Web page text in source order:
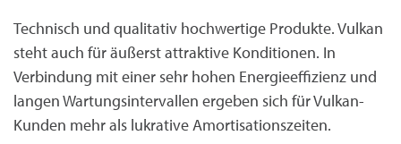
Technisch und qualitativ hochwertige Produkte. Vulkan
steht auch für äußerst attraktive Konditionen. In
Verbindung mit einer sehr hohen Energieeffizienz und
langen Wartungsintervallen ergeben sich für Vulkan-
Kunden mehr als lukrative Amortisationszeiten.